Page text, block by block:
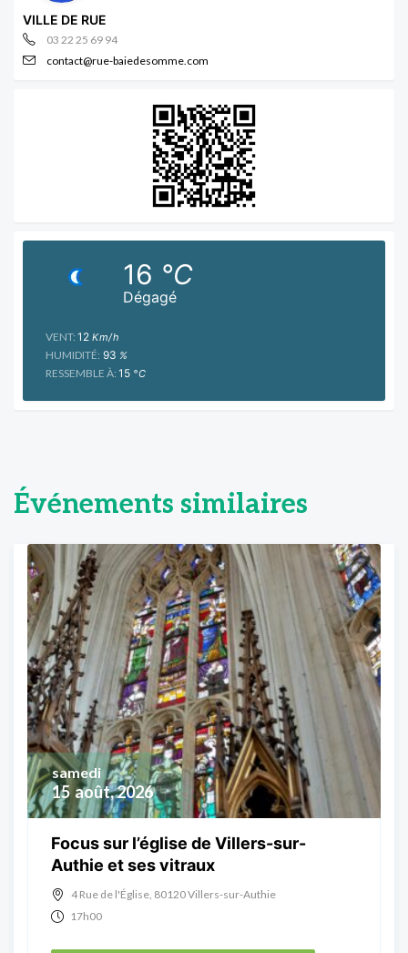
VILLE DE RUE
03 22 25 69 94
contact@rue-baiedesomme.com
Dégagé
16 °C
VENT: 12 Km/h
HUMIDITÉ: 93 %
RESSEMBLE À: 15 °C
Événements similaires
15 août, 2026
samedi
Focus sur l’église de Villers-sur-
Authie et ses vitraux
4 Rue de l'Église, 80120 Villers-sur-Authie
17h00